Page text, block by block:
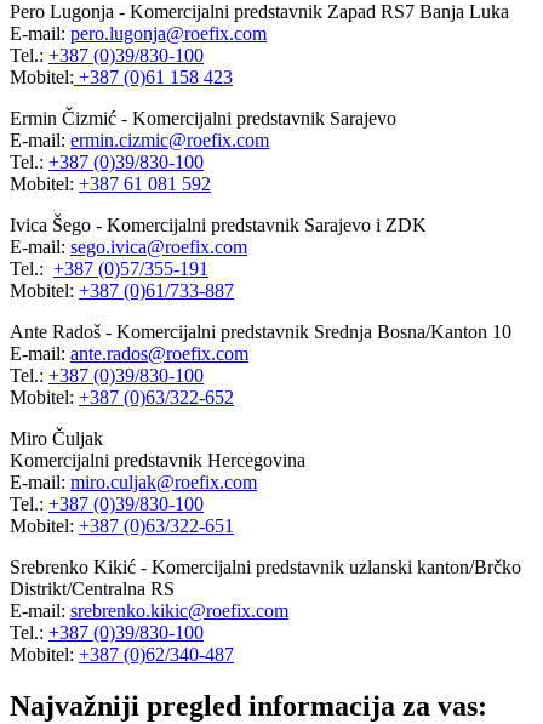
Pero Lugonja - Komercijalni predstavnik Zapad RS7 Banja Luka
E-mail: pero.lugonja@roefix.com
Tel.: +387 (0)39/830-100
Mobitel: +387 (0)61 158 423
Ermin Čizmić - Komercijalni predstavnik Sarajevo
E-mail: ermin.cizmic@roefix.com
Tel.: +387 (0)39/830-100
Mobitel: +387 61 081 592
Ivica Šego - Komercijalni predstavnik Sarajevo i ZDK
E-mail: sego.ivica@roefix.com
Tel.: +387 (0)57/355-191
Mobitel: +387 (0)61/733-887
Ante Radoš - Komercijalni predstavnik Srednja Bosna/Kanton 10
E-mail: ante.rados@roefix.com
Tel.: +387 (0)39/830-100
Mobitel: +387 (0)63/322-652
Miro Čuljak
Komercijalni predstavnik Hercegovina
E-mail: miro.culjak@roefix.com
Tel.: +387 (0)39/830-100
Mobitel: +387 (0)63/322-651
Srebrenko Kikić - Komercijalni predstavnik uzlanski kanton/Brčko
Distrikt/Centralna RS
E-mail: srebrenko.kikic@roefix.com
Tel.: +387 (0)39/830-100
Mobitel: +387 (0)62/340-487
Najvažniji pregled informacija za vas: